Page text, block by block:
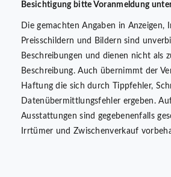
Besichtigung bitte Voranmeldung
Die gemachten Angaben in Anzeigen,
Preisschildern und Bildern sind
Beschreibungen und dienen nicht als
Beschreibung. Auch übernimmt der
Haftung die sich durch Tippfehler,
Datenübermittlungsfehler ergeben.
Ausstattungen sind gegebenenfalls
Irrtümer und Zwischenverkauf